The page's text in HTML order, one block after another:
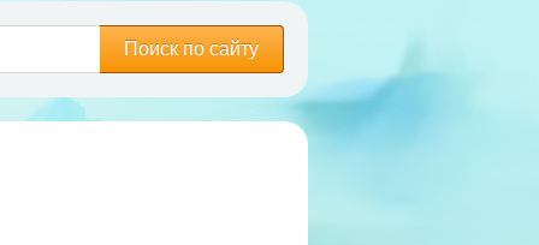
Поиск по сайту